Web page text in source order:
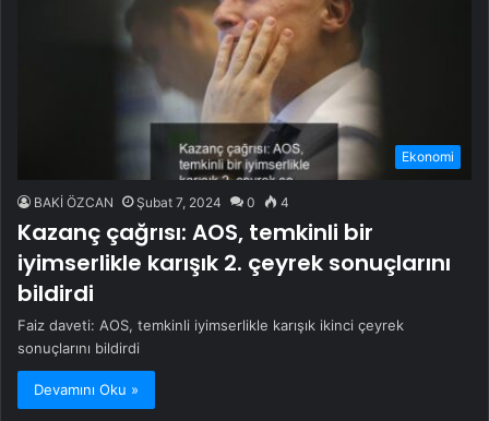
Ekonomi
BAKİ ÖZCAN Şubat 7, 2024 0 4
Kazanç çağrısı: AOS, temkinli bir
iyimserlikle karışık 2. çeyrek sonuçlarını
bildirdi
Faiz daveti: AOS, temkinli iyimserlikle karışık ikinci çeyrek
sonuçlarını bildirdi
Devamını Oku »